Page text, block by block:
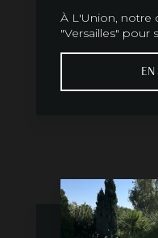
À L'Union, notre
"Versailles" pour
EN